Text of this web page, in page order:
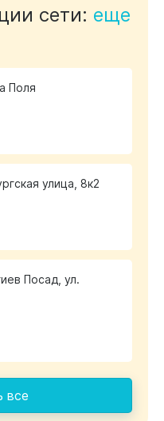
сети: еще
Поля
улица, 8к2
Посад, ул.
все